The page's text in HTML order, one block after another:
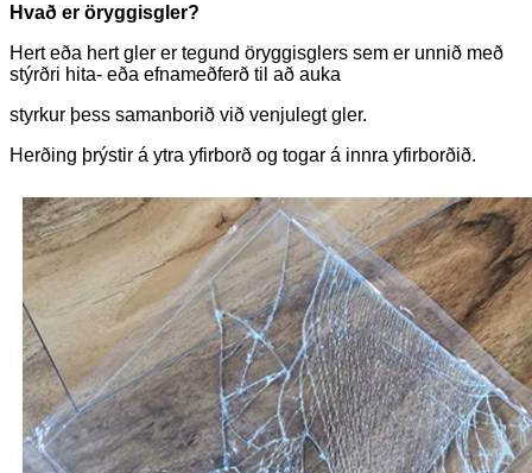
Hvað er öryggisgler?
Hert eða hert gler er tegund öryggisglers sem er unnið með
stýrðri hita- eða efnameðferð til að auka
styrkur þess samanborið við venjulegt gler.
Herðing þrýstir á ytra yfirborð og togar á innra yfirborðið.